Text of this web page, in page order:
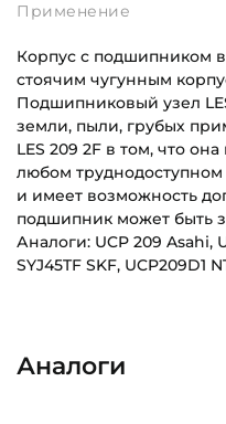
Применение
Корпус с подшипником в
стоячим чугунным
Подшипниковый узел
земли, пыли, грубых
LES 209 2F в том, что
любом труднодоступном
и имеет возможность
подшипник может быть
Аналоги: UCP 209 Asahi,
SYJ45TF SKF, UCP209D1
Ширина внутреннего
Категория:
Аналоги